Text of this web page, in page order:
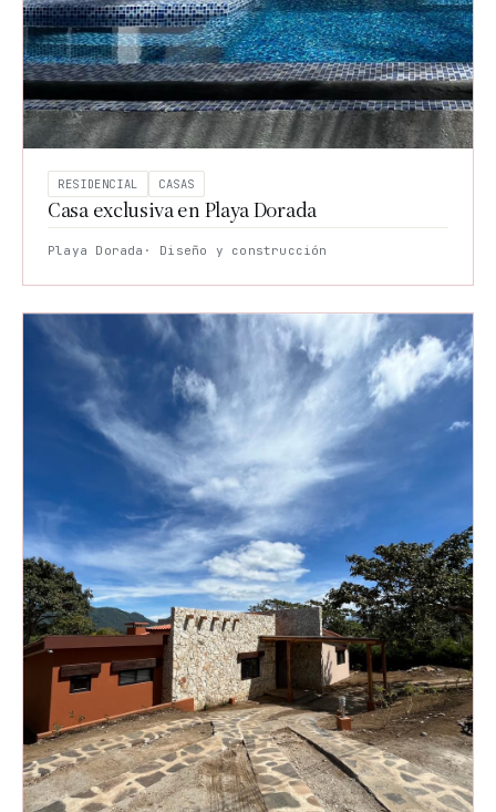
PROYECTOS
Corporativo
Residencial
Todos
los
RESIDENCIAL CASAS
Casa exclusiva en Playa Dorada
Playa Dorada · Diseño y construcción